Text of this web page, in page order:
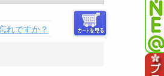
れですか？